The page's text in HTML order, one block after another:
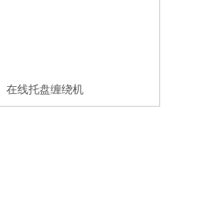
在线托盘缠绕机